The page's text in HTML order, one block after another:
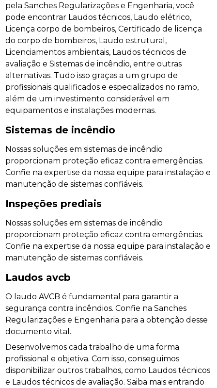
pela Sanches Regularizações e Engenharia, você
pode encontrar Laudos técnicos, Laudo elétrico,
Licença corpo de bombeiros, Certificado de licença
do corpo de bombeiros, Laudo estrutural,
Licenciamentos ambientais, Laudos técnicos de
avaliação e Sistemas de incêndio, entre outras
alternativas. Tudo isso graças a um grupo de
profissionais qualificados e especializados no ramo,
além de um investimento considerável em
equipamentos e instalações modernas.
Sistemas de incêndio
Nossas soluções em sistemas de incêndio
proporcionam proteção eficaz contra emergências.
Confie na expertise da nossa equipe para instalação e
manutenção de sistemas confiáveis.
Inspeções prediais
Nossas soluções em sistemas de incêndio
proporcionam proteção eficaz contra emergências.
Confie na expertise da nossa equipe para instalação e
manutenção de sistemas confiáveis.
Laudos avcb
O laudo AVCB é fundamental para garantir a
segurança contra incêndios. Confie na Sanches
Regularizações e Engenharia para a obtenção desse
documento vital.
Desenvolvemos cada trabalho de uma forma
profissional e objetiva. Com isso, conseguimos
disponibilizar outros trabalhos, como Laudos técnicos
e Laudos técnicos de avaliação. Saiba mais entrando